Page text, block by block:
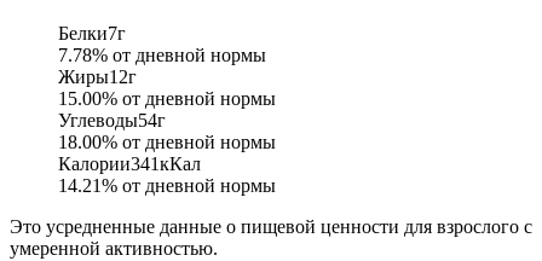
Белки7г
7.78% от дневной нормы
Жиры12г
15.00% от дневной нормы
Углеводы54г
18.00% от дневной нормы
Калории341кКал
14.21% от дневной нормы
Это усредненные данные о пищевой ценности для взрослого с
умеренной активностью.